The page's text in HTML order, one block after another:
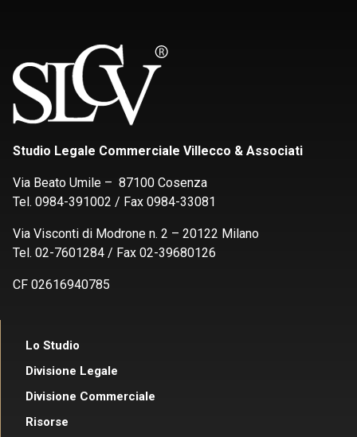
Studio Legale Commerciale Villecco & Associati
Via Beato Umile – 87100 Cosenza
Tel. 0984-391002 / Fax 0984-33081
Via Visconti di Modrone n. 2 – 20122 Milano
Tel. 02-7601284 / Fax 02-39680126
CF 02616940785
Lo Studio
Divisione Legale
Divisione Commerciale
Risorse